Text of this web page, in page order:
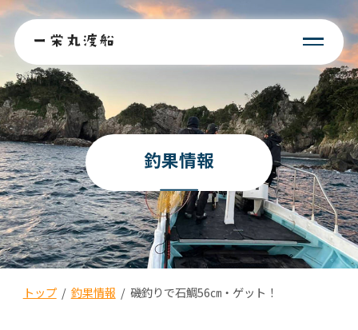
釣果情報
トップ/ 釣果情報 / 磯釣りで石鯛56㎝・ゲット！